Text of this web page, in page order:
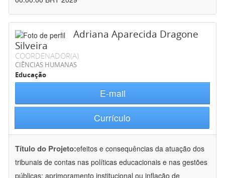
Adriana Aparecida Dragone
Silveira
COORDENADOR(A)
CIÊNCIAS HUMANAS
Educação
E-mail
Currículo
Título do Projeto:efeitos e consequências da atuação dos
tribunais de contas nas políticas educacionais e nas gestões
públicas: aprimoramento institucional ou inflação de